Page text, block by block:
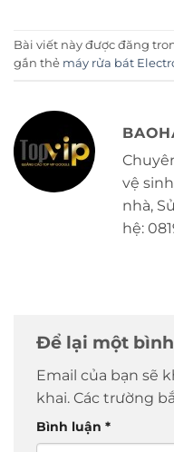
Bài viết này được đăng
gắn thẻ máy rửa bát
vệ
nhà,
hệ:
Để lại một
Email của bạn sẽ
khai. Các trường
Bình luận *